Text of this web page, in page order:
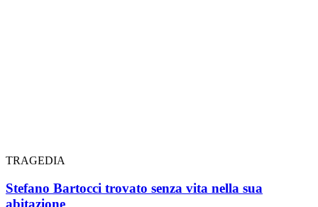
TRAGEDIA
Stefano Bartocci trovato senza vita nella sua
abitazione